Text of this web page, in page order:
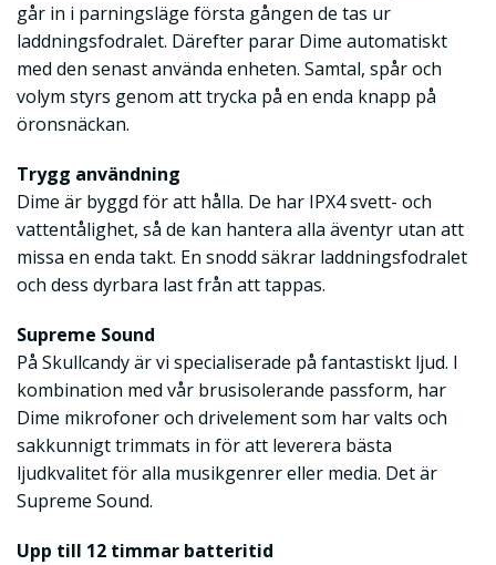
går in i parningsläge första gången de tas ur
laddningsfodralet. Därefter parar Dime automatiskt
med den senast använda enheten. Samtal, spår och
volym styrs genom att trycka på en enda knapp på
öronsnäckan.
Trygg användning
Dime är byggd för att hålla. De har IPX4 svett- och
vattentålighet, så de kan hantera alla äventyr utan att
missa en enda takt. En snodd säkrar laddningsfodralet
och dess dyrbara last från att tappas.
Supreme Sound
På Skullcandy är vi specialiserade på fantastiskt ljud. I
kombination med vår brusisolerande passform, har
Dime mikrofoner och drivelement som har valts och
sakkunnigt trimmats in för att leverera bästa
ljudkvalitet för alla musikgenrer eller media. Det är
Supreme Sound.
Upp till 12 timmar batteritid